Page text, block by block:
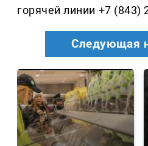
горячей линии +7 (843)
Следующая